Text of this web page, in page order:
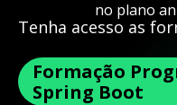
no plano
Tenha acesso as
Formação
Spring Boot